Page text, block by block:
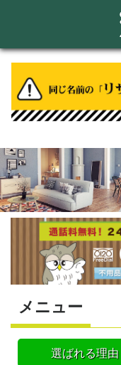
メニュー
選ばれる理由